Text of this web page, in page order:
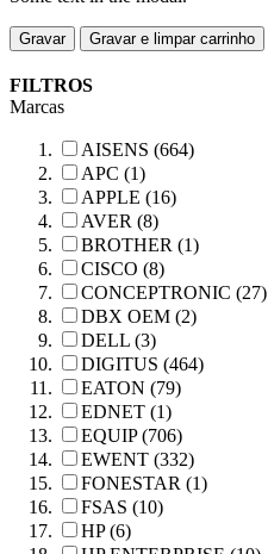
Gravar Gravar e limpar carrinho
FILTROS
Marcas
AISENS (664)
APC (1)
APPLE (16)
AVER (8)
BROTHER (1)
CISCO (8)
CONCEPTRONIC (27)
DBX OEM (2)
DELL (3)
DIGITUS (464)
EATON (79)
EDNET (1)
EQUIP (706)
EWENT (332)
FONESTAR (1)
FSAS (10)
HP (6)